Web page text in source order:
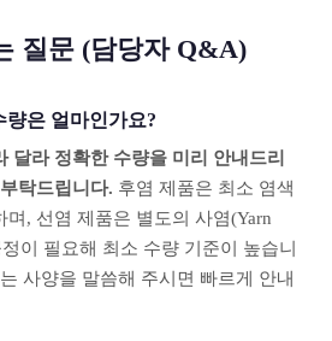
질문 (담당자 Q&A)
은 얼마인가요?
달라 정확한 수량을 미리 안내드리
탁드립니다. 후염 제품은 최소 염색
며, 선염 제품은 별도의 사염(Yarn
이 필요해 최소 수량 기준이 높습니
사양을 말씀해 주시면 빠르게 안내